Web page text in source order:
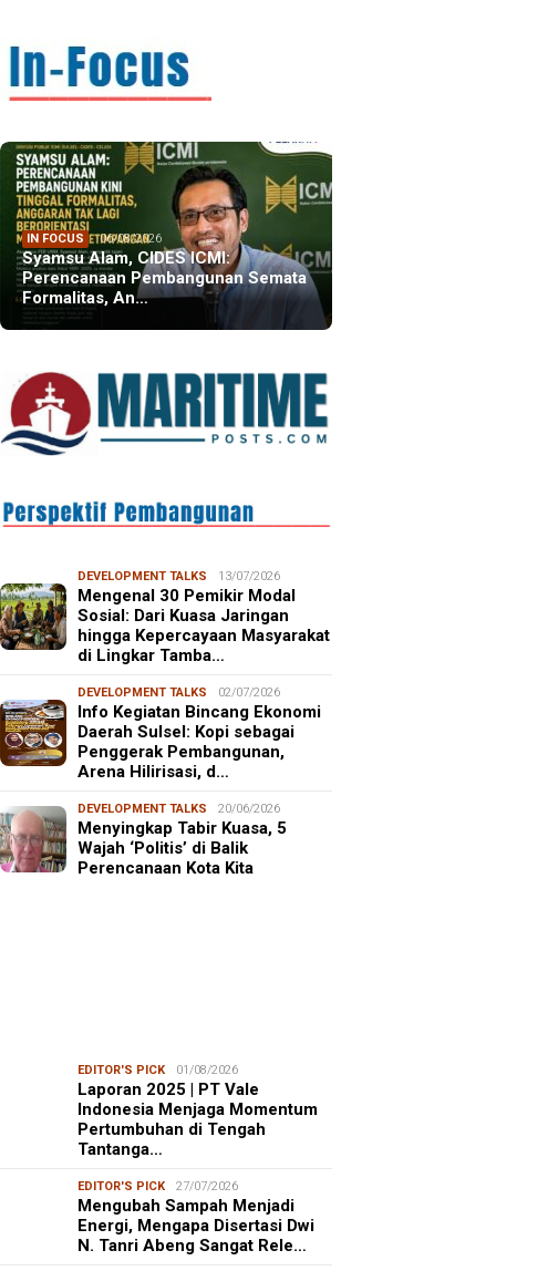
IN FOCUS 06/08/2026
Syamsu Alam, CIDES ICMI:
Perencanaan Pembangunan Semata
Formalitas, An…
DEVELOPMENT TALKS 13/07/2026
Mengenal 30 Pemikir Modal
Sosial: Dari Kuasa Jaringan
hingga Kepercayaan Masyarakat
di Lingkar Tamba…
DEVELOPMENT TALKS 02/07/2026
Info Kegiatan Bincang Ekonomi
Daerah Sulsel: Kopi sebagai
Penggerak Pembangunan,
Arena Hilirisasi, d…
DEVELOPMENT TALKS 20/06/2026
Menyingkap Tabir Kuasa, 5
Wajah ‘Politis’ di Balik
Perencanaan Kota Kita
EDITOR'S PICK 01/08/2026
Laporan 2025 | PT Vale
Indonesia Menjaga Momentum
Pertumbuhan di Tengah
Tantanga…
EDITOR'S PICK 27/07/2026
Mengubah Sampah Menjadi
Energi, Mengapa Disertasi Dwi
N. Tanri Abeng Sangat Rele…